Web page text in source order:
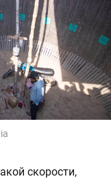
скорости,